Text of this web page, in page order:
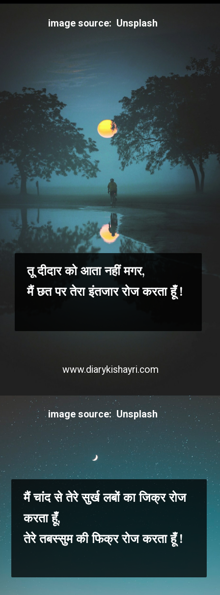
तू दीदार को आता नहीं मगर,
मैं छत पर तेरा इंतजार रोज करता हूँ !
www.diarykishayri.com
image source: Unsplash
मैं चांद से तेरे सुर्ख लबों का जिक्र रोज
करता हूँ,
तेरे तबस्सुम की फिक्र रोज करता हूँ !
image source: Unsplash